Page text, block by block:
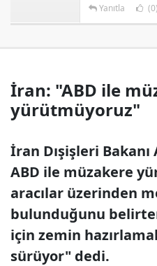
Yanıtla (0)
İran: "ABD ile
yürütmüyoruz"
İran Dışişleri Bakanı
ABD ile müzakere
aracılar üzerinden
bulunduğunu
için zemin
sürüyor" dedi.